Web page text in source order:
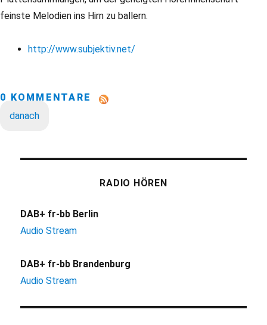
feinste Melodien ins Hirn zu ballern.
http://www.subjektiv.net/
0 KOMMENTARE
danach
RADIO HÖREN
DAB+ fr-bb Berlin
Audio Stream
DAB+ fr-bb Brandenburg
Audio Stream